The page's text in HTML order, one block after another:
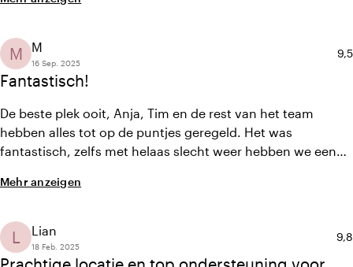
het team geweldige mensen!! Altijd is er een mogelijkheid
Gastvrijheid ten top. En de omgang met de kinderen was
ook helemaal goed. Zowel t
Fantastisch!
M M
16 Sep. 2025
9,5
De beste plek ooit, Anja, Tim en de rest van het team
hebben alles tot op de puntjes geregeld. Het was
fantastisch, zelfs met helaas slecht weer hebben we een
alles wat we wilden was mogelijk. Over 12,5 jaar komen we
Mehr anzeigen
L Lian
18 Feb. 2025
9,8